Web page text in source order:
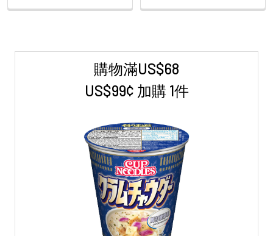
購物滿US$68
US$99¢ 加購 1件